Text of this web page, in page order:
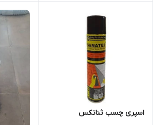
اسپری چسب ثناتکس